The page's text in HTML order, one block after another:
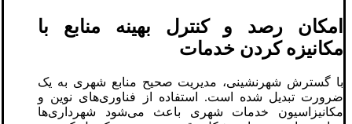
امکان رصد و کنترل بهینه منابع با
مکانیزه کردن خدمات
با گسترش شهرنشینی، مدیریت صحیح منابع شهری به یک
ضرورت تبدیل شده است. استفاده از فناوری‌های نوین و
مکانیزاسیون خدمات شهری باعث می‌شود شهرداری‌ها